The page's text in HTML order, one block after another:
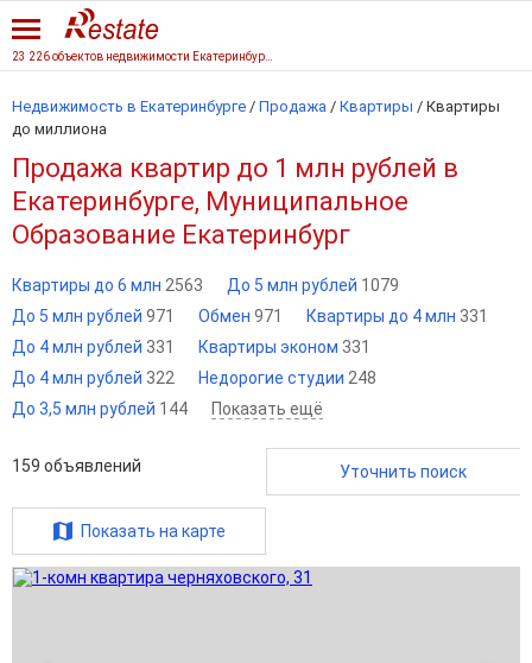
Недвижимость в Екатеринбурге / Продажа / Квартиры / Квартиры
до миллиона
Продажа квартир до 1 млн рублей в
Екатеринбурге, Муниципальное
Образование Екатеринбург
Квартиры до 6 млн 2563 До 5 млн рублей 1079
До 5 млн рублей 971 Обмен 971 Квартиры до 4 млн 331
До 4 млн рублей 331 Квартиры эконом 331
До 4 млн рублей 322 Недорогие студии 248
До 3,5 млн рублей 144 Показать ещё
159 объявлений Уточнить поиск
Показать на карте